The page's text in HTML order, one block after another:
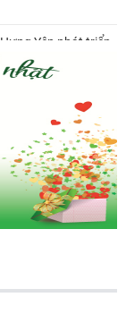
Yên phát triển
tỉnh Hưng Yên
sách thuế mới